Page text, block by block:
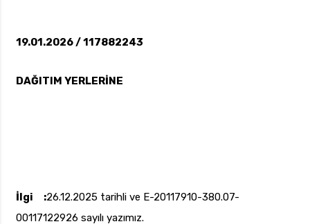
19.01.2026 / 117882243
DAĞITIM YERLERİNE
İlgi :26.12.2025 tarihli ve E-20117910-380.07-
00117122926 sayılı yazımız.